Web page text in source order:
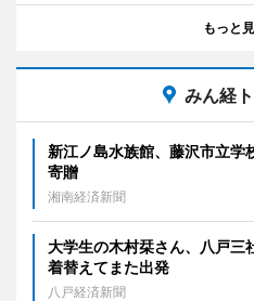
もっと
みん経
新江ノ島水族館、藤沢市立学
寄贈
湘南経済新聞
大学生の木村栞さん、八戸
着替えてまた出発
八戸経済新聞